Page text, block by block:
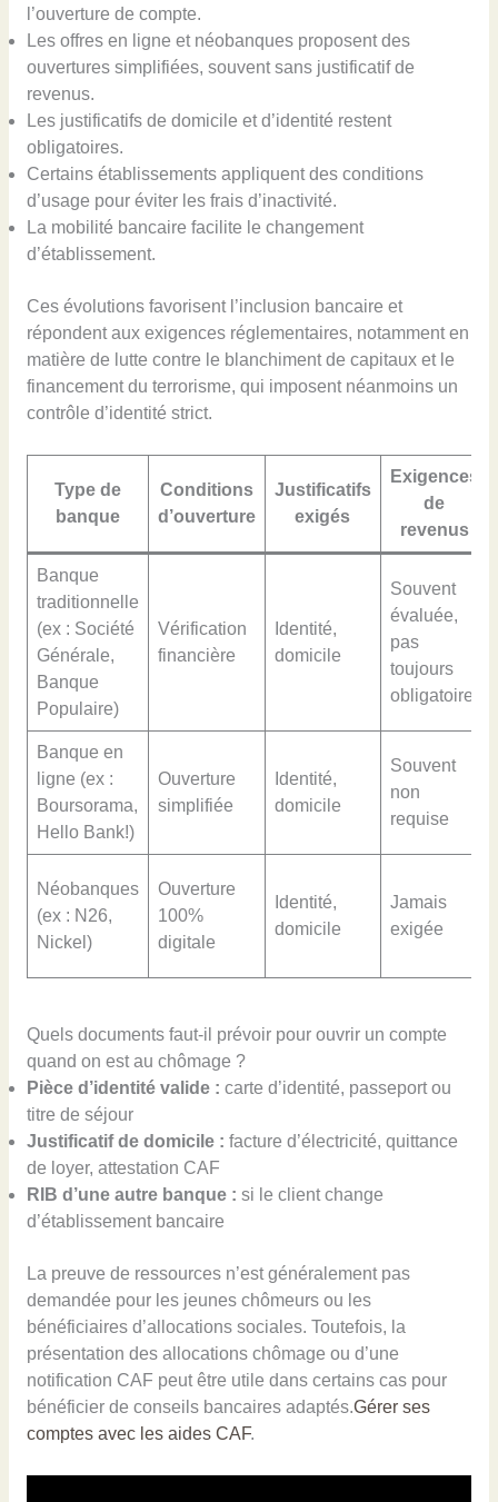
l’ouverture de compte.
Les offres en ligne et néobanques proposent des
ouvertures simplifiées, souvent sans justificatif de
revenus.
Les justificatifs de domicile et d’identité restent
obligatoires.
Certains établissements appliquent des conditions
d’usage pour éviter les frais d’inactivité.
La mobilité bancaire facilite le changement
d’établissement.
Ces évolutions favorisent l’inclusion bancaire et
répondent aux exigences réglementaires, notamment en
matière de lutte contre le blanchiment de capitaux et le
financement du terrorisme, qui imposent néanmoins un
contrôle d’identité strict.
Type de
banque
Conditions
d’ouverture
Justificatifs
exigés
Exigences
de
revenus
Banque
traditionnelle
(ex : Société
Générale,
Banque
Populaire)
Vérification
financière
Identité,
domicile
Souvent
évaluée,
pas
toujours
obligatoire
Banque en
ligne (ex :
Boursorama,
Hello Bank!)
Ouverture
simplifiée
Identité,
domicile
Souvent
non
requise
Néobanques
(ex : N26,
Nickel)
Ouverture
100%
digitale
Identité,
domicile
Jamais
exigée
Quels documents faut-il prévoir pour ouvrir un compte
quand on est au chômage ?
Pièce d’identité valide : carte d’identité, passeport ou
titre de séjour
Justificatif de domicile : facture d’électricité, quittance
de loyer, attestation CAF
RIB d’une autre banque : si le client change
d’établissement bancaire
La preuve de ressources n’est généralement pas
demandée pour les jeunes chômeurs ou les
bénéficiaires d’allocations sociales. Toutefois, la
présentation des allocations chômage ou d’une
notification CAF peut être utile dans certains cas pour
bénéficier de conseils bancaires adaptés.Gérer ses
comptes avec les aides CAF.